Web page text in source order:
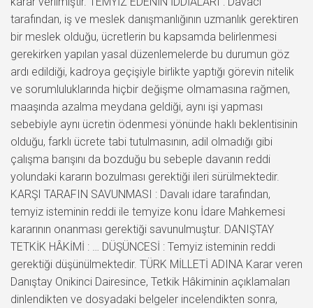
tarafından, iş ve meslek danışmanlığının uzmanlık gerektiren
bir meslek olduğu, ücretlerin bu kapsamda belirlenmesi
gerekirken yapılan yasal düzenlemelerde bu durumun göz
ardı edildiği, kadroya geçişiyle birlikte yaptığı görevin nitelik
ve sorumluluklarında hiçbir değişme olmamasına rağmen,
maaşında azalma meydana geldiği, aynı işi yapması
sebebiyle aynı ücretin ödenmesi yönünde haklı beklentisinin
olduğu, farklı ücrete tabi tutulmasının, adil olmadığı gibi
çalışma barışını da bozduğu bu sebeple davanın reddi
yolundaki kararın bozulması gerektiği ileri sürülmektedir.
KARŞI TARAFIN SAVUNMASI : Davalı idare tarafından,
temyiz isteminin reddi ile temyize konu İdare Mahkemesi
kararının onanması gerektiği savunulmuştur. DANIŞTAY
TETKİK HÂKİMİ : … DÜŞÜNCESİ : Temyiz isteminin reddi
gerektiği düşünülmektedir. TÜRK MİLLETİ ADINA Karar veren
Danıştay Onikinci Dairesince, Tetkik Hâkiminin açıklamaları
dinlendikten ve dosyadaki belgeler incelendikten sonra,